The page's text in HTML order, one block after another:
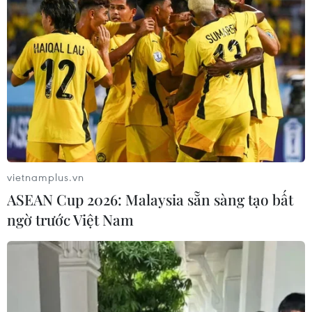
Hàn Quốc với người dân nước sở tại./.
Lễ hội Văn hóa Ẩm thực
Hà Nội 2025: Kết nối di
sản với sáng tạo
Chiều 16/12, Hà Nội tổ chức họp
báo giới thiệu Lễ hội Văn hóa Ẩm
thực Hà Nội năm 2025 với chủ đề
“Hà Nội - Hành trình ẩm thực kết
nối sáng tạo,” dự kiến diễn ra từ
ngày 19 - 21/12.
(TTXVN/Vietnam+)
vietnamplus.vn
ASEAN Cup 2026: Malaysia sẵn sàng tạo bất
ngờ trước Việt Nam